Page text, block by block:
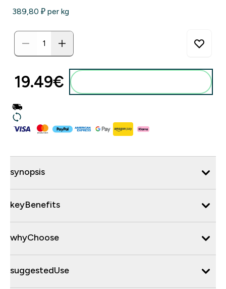
389,80 ₽‎ per kg
19.49€‎
synopsis
keyBenefits
whyChoose
suggestedUse